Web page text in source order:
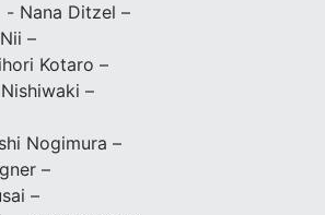
Nana Ditzel –
–
Kotaro –
–
Nogimura –
–
–